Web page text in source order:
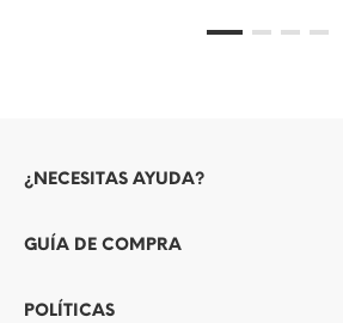
¿NECESITAS AYUDA?
GUÍA DE COMPRA
POLÍTICAS